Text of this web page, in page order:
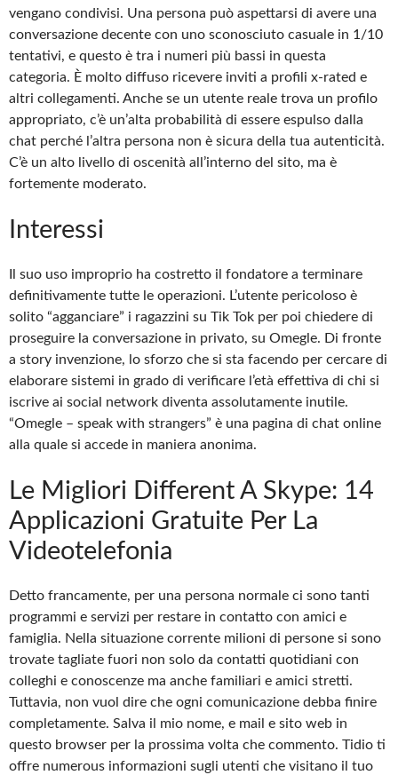
vengano condivisi. Una persona può aspettarsi di avere una
conversazione decente con uno sconosciuto casuale in 1/10
tentativi, e questo è tra i numeri più bassi in questa
categoria. È molto diffuso ricevere inviti a profili x-rated e
altri collegamenti. Anche se un utente reale trova un profilo
appropriato, c’è un’alta probabilità di essere espulso dalla
chat perché l’altra persona non è sicura della tua autenticità.
C’è un alto livello di oscenità all’interno del sito, ma è
fortemente moderato.
Interessi
Il suo uso improprio ha costretto il fondatore a terminare
definitivamente tutte le operazioni. L’utente pericoloso è
solito “agganciare” i ragazzini su Tik Tok per poi chiedere di
proseguire la conversazione in privato, su Omegle. Di fronte
a story invenzione, lo sforzo che si sta facendo per cercare di
elaborare sistemi in grado di verificare l’età effettiva di chi si
iscrive ai social network diventa assolutamente inutile.
“Omegle – speak with strangers” è una pagina di chat online
alla quale si accede in maniera anonima.
Le Migliori Different A Skype: 14
Applicazioni Gratuite Per La
Videotelefonia
Detto francamente, per una persona normale ci sono tanti
programmi e servizi per restare in contatto con amici e
famiglia. Nella situazione corrente milioni di persone si sono
trovate tagliate fuori non solo da contatti quotidiani con
colleghi e conoscenze ma anche familiari e amici stretti.
Tuttavia, non vuol dire che ogni comunicazione debba finire
completamente. Salva il mio nome, e mail e sito web in
questo browser per la prossima volta che commento. Tidio ti
offre numerous informazioni sugli utenti che visitano il tuo